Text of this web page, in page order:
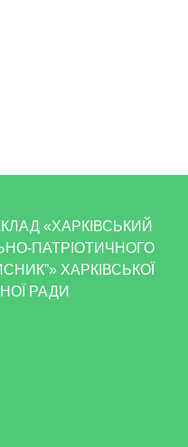
«ХАРКІВСЬКИЙ
ПАТРІОТИЧНОГО
ХАРКІВСЬКОЇ
РАДИ